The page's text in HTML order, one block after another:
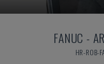
FANUC -
HR-ROB-